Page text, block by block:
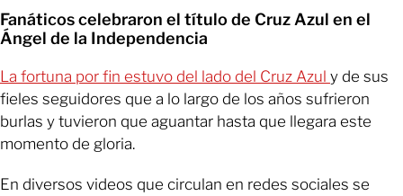
Fanáticos celebraron el título de Cruz Azul en el
Ángel de la Independencia
La fortuna por fin estuvo del lado del Cruz Azul y de sus
fieles seguidores que a lo largo de los años sufrieron
burlas y tuvieron que aguantar hasta que llegara este
momento de gloria.
En diversos videos que circulan en redes sociales se